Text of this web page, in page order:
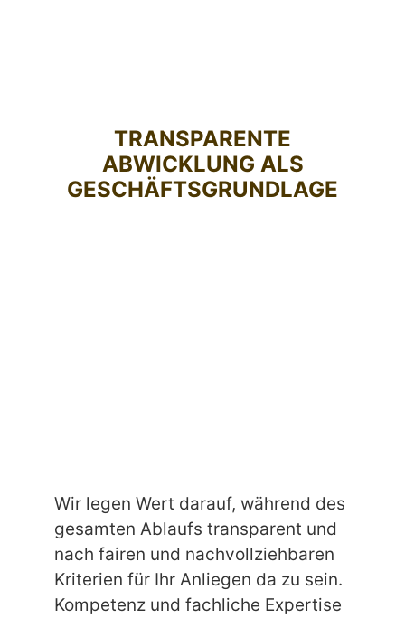
TRANSPARENTE
ABWICKLUNG ALS
GESCHÄFTSGRUNDLAGE
Wir legen Wert darauf, während des
gesamten Ablaufs transparent und
nach fairen und nachvollziehbaren
Kriterien für Ihr Anliegen da zu sein.
Kompetenz und fachliche Expertise